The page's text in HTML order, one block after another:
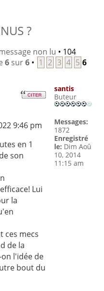
?
non lu • 104
6sur6• 1 2 3 4 5 6
9:46 pm
en 1
son
Lui
la
ces mecs
de la
l'idée de
bout du
santis
Buteur
Messages:
1872
Enregistré
le: Dim Aoû
10, 2014
11:15 am